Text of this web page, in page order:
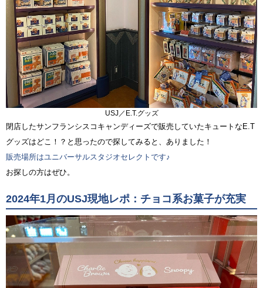
USJ／E.T.グッズ
閉店したサンフランシスコキャンディーズで販売していたキュートなE.T
グッズはどこ！？と思ったので探してみると、ありました！
販売場所はユニバーサルスタジオセレクトです♪
お探しの方はぜひ。
2024年1月のUSJ現地レポ：チョコ系お菓子が充実